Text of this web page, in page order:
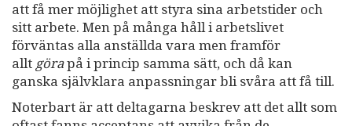
att få mer möjlighet att styra sina arbetstider och
sitt arbete. Men på många håll i arbetslivet
förväntas alla anställda vara men framför
allt görapå i princip samma sätt, och då kan
ganska självklara anpassningar bli svåra att få till.
Noterbart är att deltagarna beskrev att det allt som